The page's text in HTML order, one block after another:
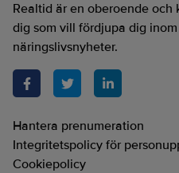
Realtid är en oberoende
dig som vill fördjupa dig
näringslivsnyheter.
Hantera prenumeration
Integritetspolicy för
Cookiepolicy